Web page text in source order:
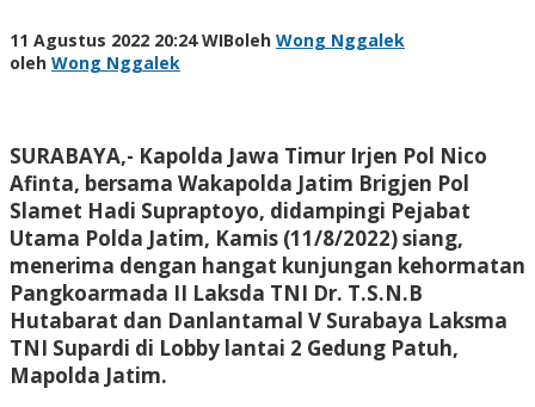
11 Agustus 2022 20:24 WIBoleh Wong Nggalek
oleh Wong Nggalek
SURABAYA,- Kapolda Jawa Timur Irjen Pol Nico
Afinta, bersama Wakapolda Jatim Brigjen Pol
Slamet Hadi Supraptoyo, didampingi Pejabat
Utama Polda Jatim, Kamis (11/8/2022) siang,
menerima dengan hangat kunjungan kehormatan
Pangkoarmada II Laksda TNI Dr. T.S.N.B
Hutabarat dan Danlantamal V Surabaya Laksma
TNI Supardi di Lobby lantai 2 Gedung Patuh,
Mapolda Jatim.